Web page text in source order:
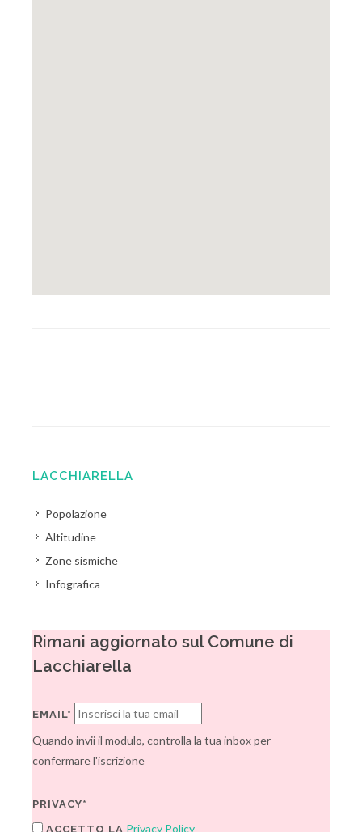
LACCHIARELLA
Popolazione
Altitudine
Zone sismiche
Infografica
Rimani aggiornato sul Comune di
Lacchiarella
EMAIL*
Quando invii il modulo, controlla la tua inbox per
confermare l'iscrizione
PRIVACY*
ACCETTO LA Privacy Policy